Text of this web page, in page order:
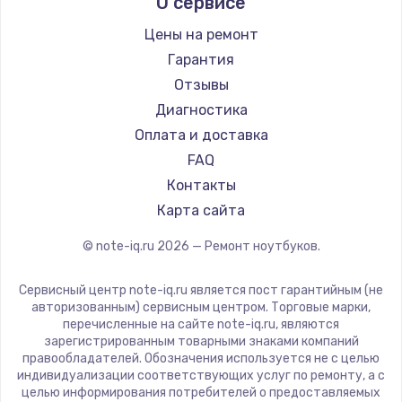
Ремонт ноутбуков iru
Ремонт ноутбуков Machenike
Ремонт ноутбуков DEXP
Ремонт ноутбуков Teclast
Ремонт ноутбуков CHUWI
Ремонт ноутбуков Colorful
Aquarius
Gigabyte
Aorus
Maibenben
Getac
Epson
Philips
LG
Panasonic
ZTE
Hiper
Evga
Google
Цены на ремонт
Гарантия
Отзывы
Диагностика
Оплата и доставка
FAQ
Контакты
Карта сайта
© note-iq.ru 2026 — Ремонт ноутбуков.
Сервисный центр note-iq.ru является пост гарантийным (не
авторизованным) сервисным центром. Торговые марки,
перечисленные на сайте note-iq.ru, являются
зарегистрированным товарными знаками компаний
правообладателей. Обозначения используется не с целью
индивидуализации соответствующих услуг по ремонту, а с
целью информирования потребителей о предоставляемых